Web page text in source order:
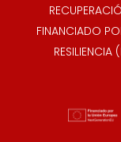
FINANCIADO
RESILIENCIA